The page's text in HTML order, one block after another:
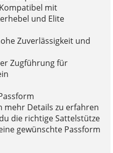
mit
und Elite
Zuverlässigkeit und
Zugführung für
mehr Details zu erfahren
die richtige Sattelstütze
gewünschte Passform